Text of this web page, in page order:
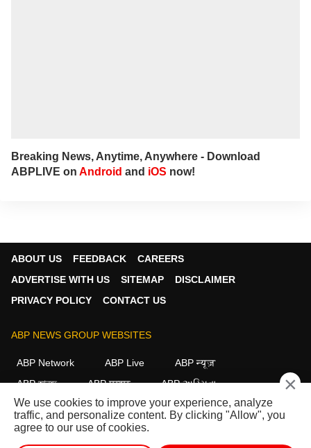
Breaking News, Anytime, Anywhere - Download
ABPLIVE on Android and iOS now!
ABOUT US FEEDBACK
CAREERS
ADVERTISE WITH US
SITEMAP
DISCLAIMER
PRIVACY POLICY
CONTACT US
ABP NEWS GROUP WEBSITES
ABP Network ABP Live
ABP न्यूज़
ABP আনন্দ
ABP माझा
ABP અસ્મિતા
ABP Ganga
ABP ਸਾਂਝਾ ABP நாடு ABP దేశం
FOLLOW US
×
We use cookies to improve your experience, analyze
traffic, and personalize content. By clicking "Allow", you
agree to our use of cookies.